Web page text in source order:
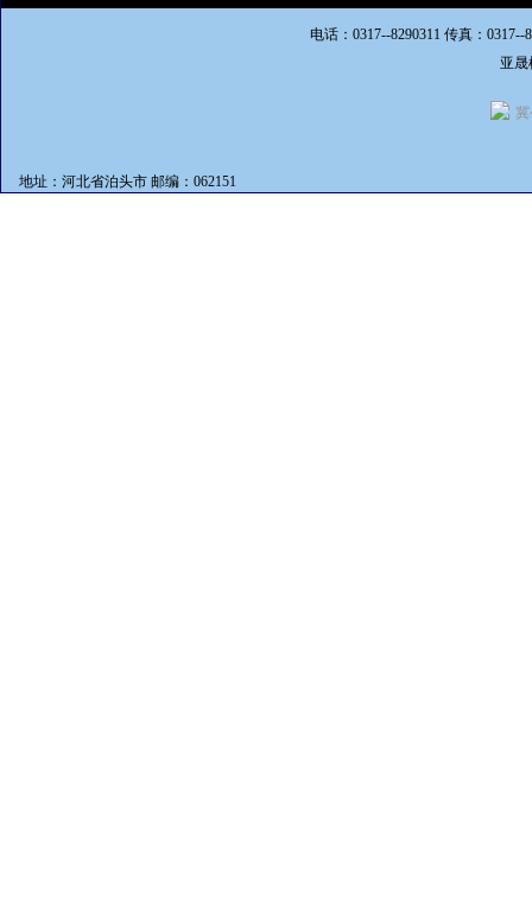
电话：0317--8290311 传真：0317--
亚
冀
地址：河北省泊头市 邮编：062151